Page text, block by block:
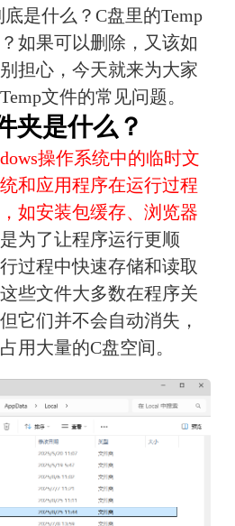
是什么？C盘里的Temp
如果可以删除，又该如
担心，今天就来为大家
文件的常见问题。
夹是什么？
操作系统中的临时文
和应用程序在运行过程
如安装包缓存、浏览器
为了让程序运行更顺
过程中快速存储和读取
些文件大多数在程序关
它们并不会自动消失，
用大量的C盘空间。